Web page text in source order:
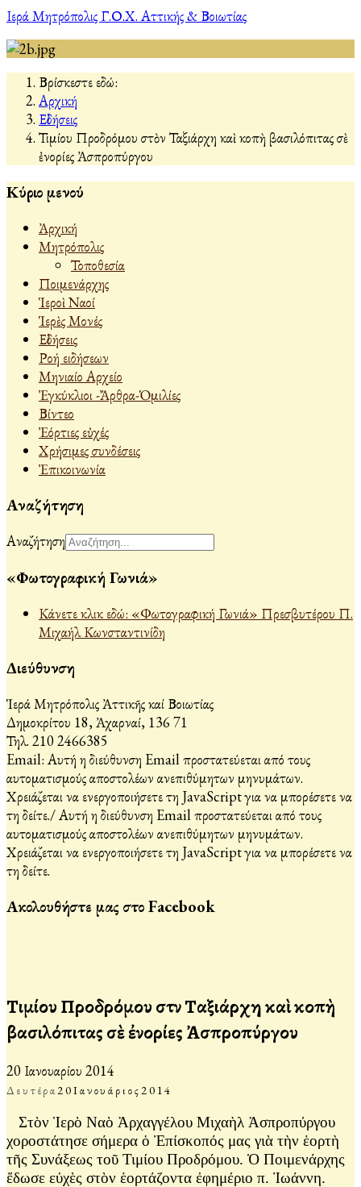
Ιερά Μητρόπολις Γ.Ο.Χ. Αττικής & Βοιωτίας
Βρίσκεστε εδώ:
Αρχική
Εἰδήσεις
Τιμίου Προδρόμου στὸν Ταξιάρχη καὶ κοπὴ βασιλόπιτας σὲ
ἐνορίες Ἀσπροπύργου
Κύριο μενού
Ἀρχική
Μητρόπολις
Τοποθεσία
Ποιμενάρχης
Ἱεροὶ Ναοί
Ἱερὲς Μονές
Εἰδήσεις
Ροή ειδήσεων
Μηνιαίο Αρχείο
Ἐγκύκλιοι -Ἄρθρα-Ὁμιλίες
Βίντεο
Ἐόρτιες εὐχές
Χρήσιμες συνδέσεις
Ἐπικοινωνία
Αναζήτηση
Αναζήτηση
«Φωτογραφική Γωνιά»
Κάνετε κλικ εδώ: «Φωτογραφική Γωνιά» Πρεσβυτέρου Π.
Μιχαήλ Κωνσταντινίδη
Διεύθυνση
Ἱερά Μητρόπολις Ἀττικῆς καί Βοιωτίας
Δημοκρίτου 18, Ἀχαρναί, 136 71
Τηλ. 210 2466385
Email: Αυτή η διεύθυνση Email προστατεύεται από τους
αυτοματισμούς αποστολέων ανεπιθύμητων μηνυμάτων.
Χρειάζεται να ενεργοποιήσετε τη JavaScript για να μπορέσετε να
τη δείτε./Αυτή η διεύθυνση Email προστατεύεται από τους
αυτοματισμούς αποστολέων ανεπιθύμητων μηνυμάτων.
Χρειάζεται να ενεργοποιήσετε τη JavaScript για να μπορέσετε να
τη δείτε.
Ακολουθήστε μας στο Facebook
Τιμίου Προδρόμου στὸν Ταξιάρχη καὶ κοπὴ
βασιλόπιτας σὲ ἐνορίες Ἀσπροπύργου
20 Ιανουαρίου 2014
Δευτέρα20Ιανουάριος2014
Στὸν Ἱερὸ Ναὸ Ἀρχαγγέλου Μιχαὴλ Ἀσπροπύργου
χοροστάτησε σήμερα ὁ Ἐπίσκοπός μας γιὰ τὴν ἑορτὴ
τῆς Συνάξεως τοῦ Τιμίου Προδρόμου. Ὁ Ποιμενάρχης
ἔδωσε εὐχὲς στὸν ἑορτάζοντα ἐφημέριο π. Ἰωάννη.